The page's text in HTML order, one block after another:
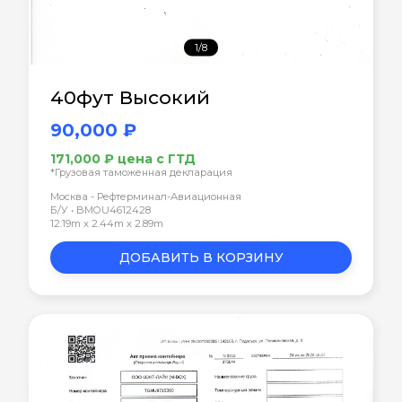
1/8
40фут Высокий
90,000 ₽
171,000 ₽ цена с ГТД
*Грузовая таможенная декларация
Москва - Рефтерминал-Авиационная
Б/У • BMOU4612428
12.19m x 2.44m x 2.89m
ДОБАВИТЬ В КОРЗИНУ